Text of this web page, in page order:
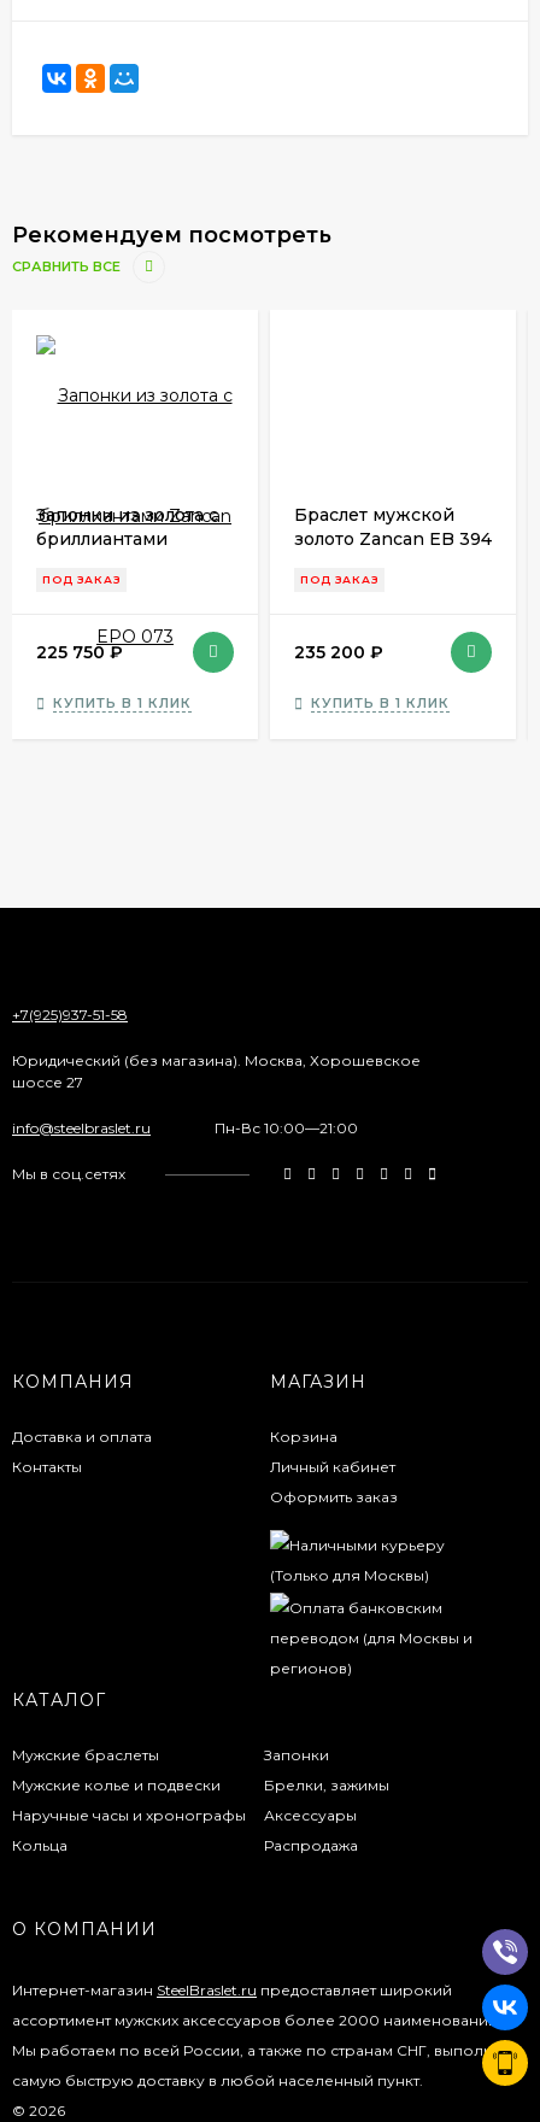
Рекомендуем посмотреть
СРАВНИТЬ ВСЕ
Запонки из золота с
бриллиантами
ПОД ЗАКАЗ
225 750₽
КУПИТЬ В 1 КЛИК
Браслет мужской
золото Zancan EB 394
ПОД ЗАКАЗ
235 200 ₽
КУПИТЬ В 1 КЛИК
+7(925)937-51-58
Юридический (без магазина). Москва, Хорошевское
шоссе 27
info@steelbraslet.ru Пн-Вс 10:00—21:00
Мы в соц.сетях
КОМПАНИЯ
Доставка и оплата
Контакты
МАГАЗИН
Корзина
Личный кабинет
Оформить заказ
КАТАЛОГ
Мужские браслеты
Мужские колье и подвески
Наручные часы и хронографы
Кольца
Запонки
Брелки, зажимы
Аксессуары
Распродажа
О КОМПАНИИ
Интернет-магазин SteelBraslet.ru предоставляет широкий
ассортимент мужских аксессуаров более 2000 наименований.
Мы работаем по всей России, а также по странам СНГ, выполняя
самую быструю доставку в любой населенный пункт.
© 2026